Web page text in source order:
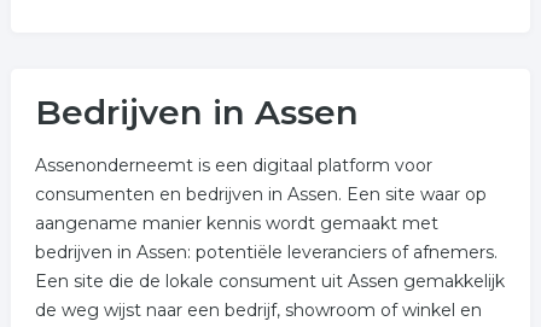
Bedrijven in Assen
Assenonderneemt is een digitaal platform voor
consumenten en bedrijven in Assen. Een site waar op
aangename manier kennis wordt gemaakt met
bedrijven in Assen: potentiële leveranciers of afnemers.
Een site die de lokale consument uit Assen gemakkelijk
de weg wijst naar een bedrijf, showroom of winkel en